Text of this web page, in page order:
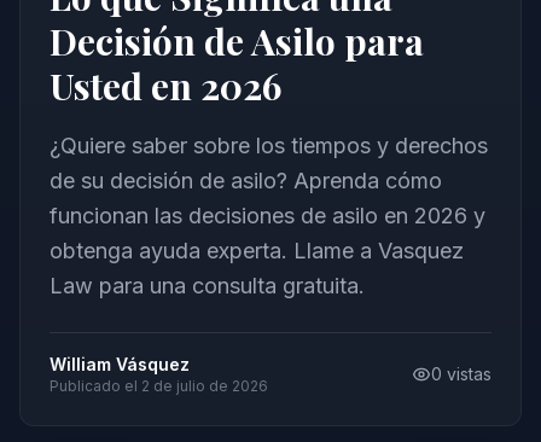
Decisión de Asilo para
Usted en 2026
¿Quiere saber sobre los tiempos y derechos
de su decisión de asilo? Aprenda cómo
funcionan las decisiones de asilo en 2026 y
obtenga ayuda experta. Llame a Vasquez
Law para una consulta gratuita.
William Vásquez
Publicado el 2 de julio de 2026
0 vistas